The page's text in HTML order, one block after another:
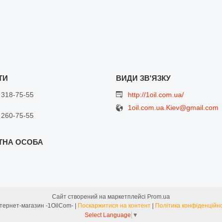
75-55
75-55
http://1oil.com.ua/
1oil.com.ua.Kiev@gmail.com
Сайт створений на маркетплейсі Prom.ua
Поскаржитися на контент
Політика
Select Language ▼